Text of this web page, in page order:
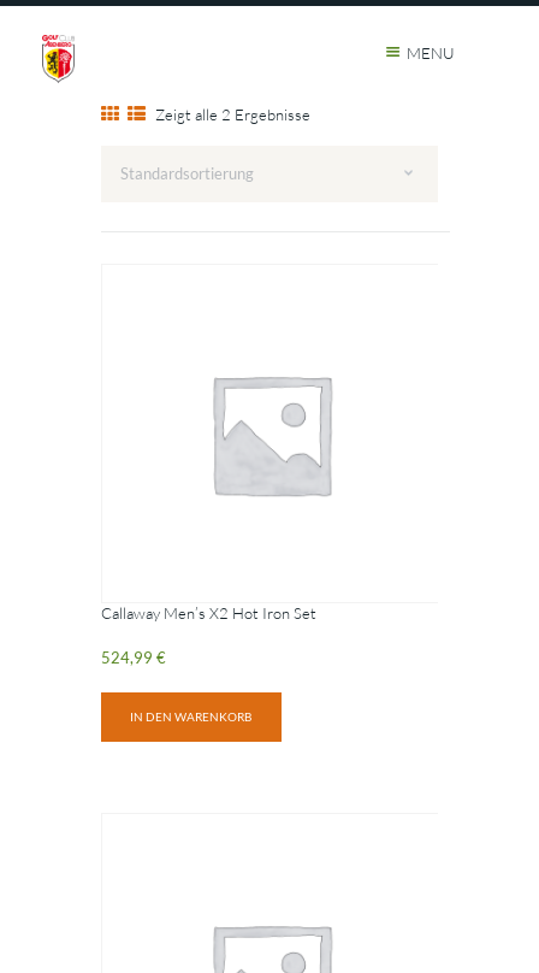
MENU
Zeigt alle 2 Ergebnisse
Callaway Men’s X2 Hot Iron Set
524,99 €
IN DEN WARENKORB